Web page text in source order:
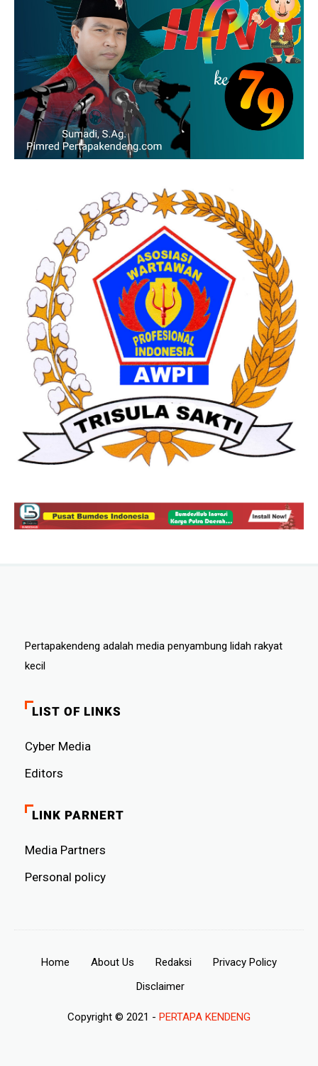
Pertapakendeng adalah media penyambung lidah rakyat
kecil
LIST OF LINKS
Cyber ​​Media
Editors
LINK PARNERT
Media Partners
Personal policy
Home About Us Redaksi
Privacy Policy
Disclaimer
Copyright © 2021 - PERTAPA KENDENG